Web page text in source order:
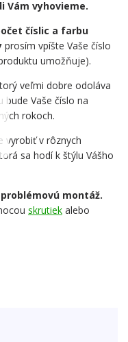
Vám vyhovieme.
číslic a farbu
prosím vpíšte Vaše číslo
umožňuje).
veľmi dobre odoláva
Vaše číslo na
rokoch.
vyrobiť v rôznych
sa hodí k štýlu Vášho
montáž.
skrutiek alebo